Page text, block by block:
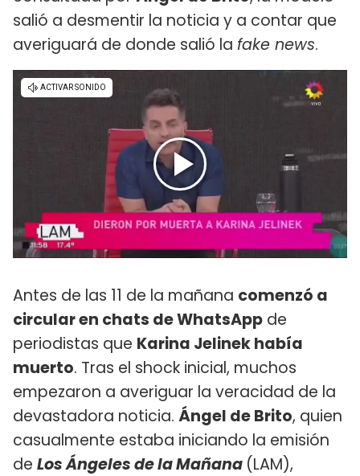
salió a desmentir la noticia y a contar que
averiguará de donde salió la fake news.
Antes de las 11 de la mañana comenzó a
circular en chats de WhatsApp de
periodistas que Karina Jelinek había
muerto. Tras el shock inicial, muchos
empezaron a averiguar la veracidad de la
devastadora noticia. Ángel de Brito, quien
casualmente estaba iniciando la emisión
de Los Ángeles de la Mañana (LAM),